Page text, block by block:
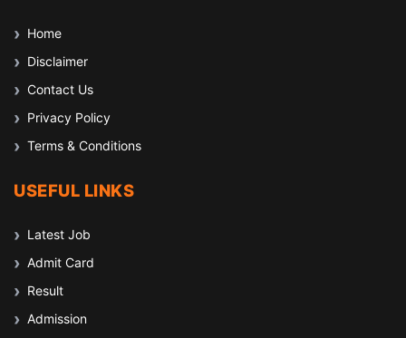
Home
Disclaimer
Contact Us
Privacy Policy
Terms & Conditions
USEFUL LINKS
Latest Job
Admit Card
Result
Admission